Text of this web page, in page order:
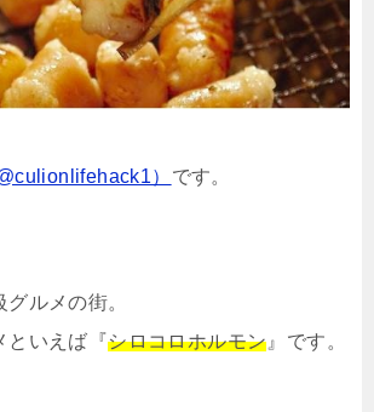
@culionlifehack1） です。
ルメの街。
といえば『シロコロホルモン 』です。